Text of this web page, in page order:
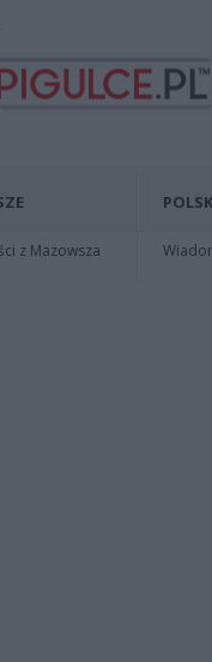
z Mazowsza